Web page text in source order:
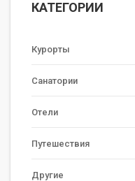
КАТЕГОРИИ
Курорты
Санатории
Отели
Путешествия
Другие